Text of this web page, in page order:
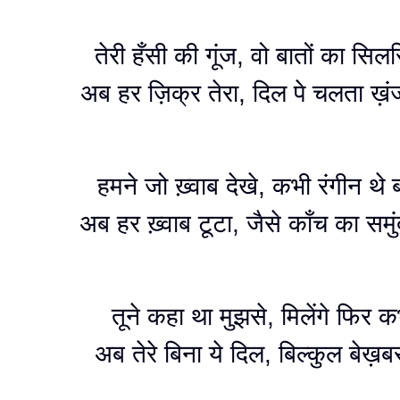
तेरी हँसी की गूंज, वो बातों का
अब हर ज़िक्र तेरा, दिल पे चलता
हमने जो ख़्वाब देखे, कभी रंगीन थे
अब हर ख़्वाब टूटा, जैसे काँच का
तूने कहा था मुझसे, मिलेंगे फिर
अब तेरे बिना ये दिल, बिल्कुल